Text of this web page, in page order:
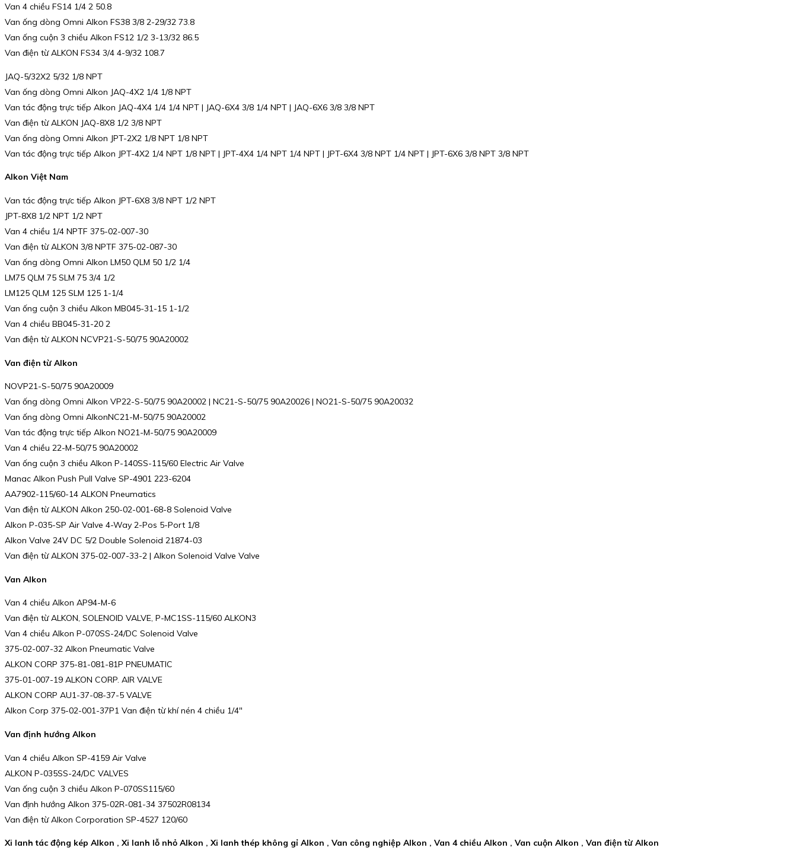
Van 4 chiều FS14 1/4 2 50.8
Van ống dòng Omni Alkon FS38 3/8 2-29/32 73.8
Van ống cuộn 3 chiều Alkon FS12 1/2 3-13/32 86.5
Van điện từ ALKON FS34 3/4 4-9/32 108.7
JAQ-5/32X2 5/32 1/8 NPT
Van ống dòng Omni Alkon JAQ-4X2 1/4 1/8 NPT
Van tác động trực tiếp Alkon JAQ-4X4 1/4 1/4 NPT | JAQ-6X4 3/8 1/4 NPT | JAQ-6X6 3/8 3/8 NPT
Van điện từ ALKON JAQ-8X8 1/2 3/8 NPT
Van ống dòng Omni Alkon JPT-2X2 1/8 NPT 1/8 NPT
Van tác động trực tiếp Alkon JPT-4X2 1/4 NPT 1/8 NPT | JPT-4X4 1/4 NPT 1/4 NPT | JPT-6X4 3/8 NPT 1/4 NPT | JPT-6X6 3/8 NPT 3/8 NPT
Alkon Việt Nam
Van tác động trực tiếp Alkon JPT-6X8 3/8 NPT 1/2 NPT
JPT-8X8 1/2 NPT 1/2 NPT
Van 4 chiều 1/4 NPTF 375-02-007-30
Van điện từ ALKON 3/8 NPTF 375-02-087-30
Van ống dòng Omni Alkon LM50 QLM 50 1/2 1/4
LM75 QLM 75 SLM 75 3/4 1/2
LM125 QLM 125 SLM 125 1-1/4
Van ống cuộn 3 chiều Alkon MB045-31-15 1-1/2
Van 4 chiều BB045-31-20 2
Van điện từ ALKON NCVP21-S-50/75 90A20002
Van điện từ Alkon
NOVP21-S-50/75 90A20009
Van ống dòng Omni Alkon VP22-S-50/75 90A20002 | NC21-S-50/75 90A20026 | NO21-S-50/75 90A20032
Van ống dòng Omni AlkonNC21-M-50/75 90A20002
Van tác động trực tiếp Alkon NO21-M-50/75 90A20009
Van 4 chiều 22-M-50/75 90A20002
Van ống cuộn 3 chiều Alkon P-140SS-115/60 Electric Air Valve
Manac Alkon Push Pull Valve SP-4901 223-6204
AA7902-115/60-14 ALKON Pneumatics
Van điện từ ALKON Alkon 250-02-001-68-8 Solenoid Valve
Alkon P-035-SP Air Valve 4-Way 2-Pos 5-Port 1/8
Alkon Valve 24V DC 5/2 Double Solenoid 21874-03
Van điện từ ALKON 375-02-007-33-2 | Alkon Solenoid Valve Valve
Van Alkon
Van 4 chiều Alkon AP94-M-6
Van điện từ ALKON, SOLENOID VALVE, P-MC1SS-115/60 ALKON3
Van 4 chiều Alkon P-070SS-24/DC Solenoid Valve
375-02-007-32 Alkon Pneumatic Valve
ALKON CORP 375-81-081-81P PNEUMATIC
375-01-007-19 ALKON CORP. AIR VALVE
ALKON CORP AU1-37-08-37-5 VALVE
Alkon Corp 375-02-001-37P1 Van điện từ khí nén 4 chiều 1/4″
Van định hướng Alkon
Van 4 chiều Alkon SP-4159 Air Valve
ALKON P-035SS-24/DC VALVES
Van ống cuộn 3 chiều Alkon P-070SS115/60
Van định hướng Alkon 375-02R-081-34 37502R08134
Van điện từ Alkon Corporation SP-4527 120/60
Xi lanh tác động kép Alkon , Xi lanh lỗ nhỏ Alkon , Xi lanh thép không gỉ Alkon , Van công nghiệp Alkon , Van 4 chiều Alkon , Van cuộn Alkon , Van điện từ Alkon